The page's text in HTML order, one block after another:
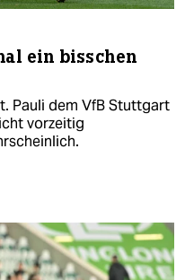
ein bisschen
Pauli dem VfB Stuttgart
vorzeitig